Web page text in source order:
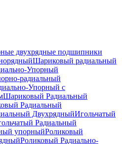
двухрядные подшипники
Шариковый радиальный
Упорный
радиальный
Упорный с
Шариковый Радиальный
Радиальный
ДвухрядныйИгольчатый
Радиальный
упорныйРоликовый
Роликовый Радиально-